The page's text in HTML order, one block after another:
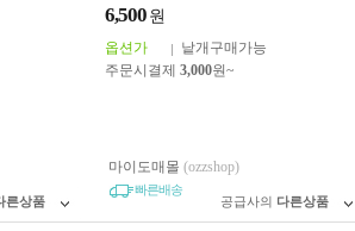
른상품
6,500 원
옵션가
낱개구매가능
주문시결제 3,000원~
마이도매몰 (ozzshop)
빠른배송
공급사의 다른상품